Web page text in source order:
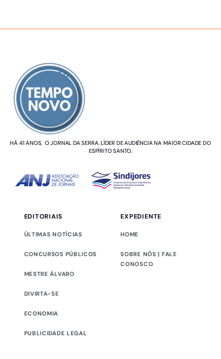
HÁ 41 ANOS, O JORNAL DA SERRA. LÍDER DE AUDIÊNCIA NA MAIOR CIDADE DO
ESPÍRITO SANTO.
EDITORIAIS
ÚLTIMAS NOTÍCIAS
CONCURSOS PÚBLICOS
MESTRE ÁLVARO
DIVIRTA-SE
ECONOMIA
PUBLICIDADE LEGAL
EXPEDIENTE
HOME
SOBRE NÓS | FALE
CONOSCO